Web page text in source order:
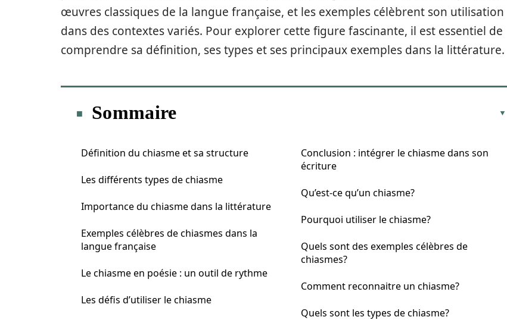
œuvres classiques de la langue française, et les exemples célèbrent son utilisation
dans des contextes variés. Pour explorer cette figure fascinante, il est essentiel de
comprendre sa définition, ses types et ses principaux exemples dans la littérature.
Sommaire
Définition du chiasme et sa structure
Les différents types de chiasme
Importance du chiasme dans la littérature
Exemples célèbres de chiasmes dans la
langue française
Le chiasme en poésie : un outil de rythme
Les défis d’utiliser le chiasme
Conclusion : intégrer le chiasme dans son
écriture
Qu’est-ce qu’un chiasme?
Pourquoi utiliser le chiasme?
Quels sont des exemples célèbres de
chiasmes?
Comment reconnaitre un chiasme?
Quels sont les types de chiasme?